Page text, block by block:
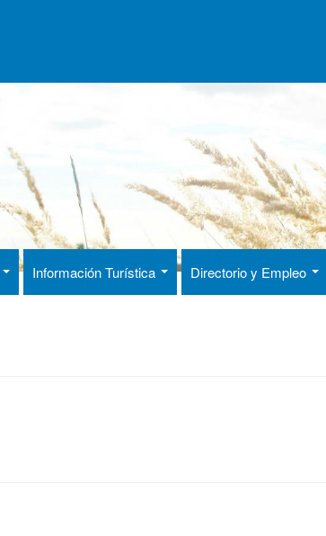
Información Turística Directorio y Empleo